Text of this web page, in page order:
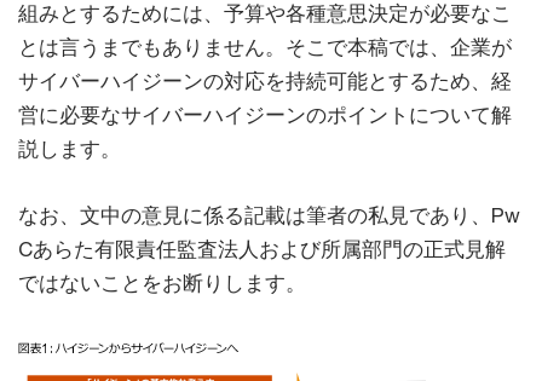
組みとするためには、予算や各種意思決定が必要なこ
とは言うまでもありません。そこで本稿では、企業が
サイバーハイジーンの対応を持続可能とするため、経
営に必要なサイバーハイジーンのポイントについて解
説します。
なお、文中の意見に係る記載は筆者の私見であり、Pw
Cあらた有限責任監査法人および所属部門の正式見解
ではないことをお断りします。